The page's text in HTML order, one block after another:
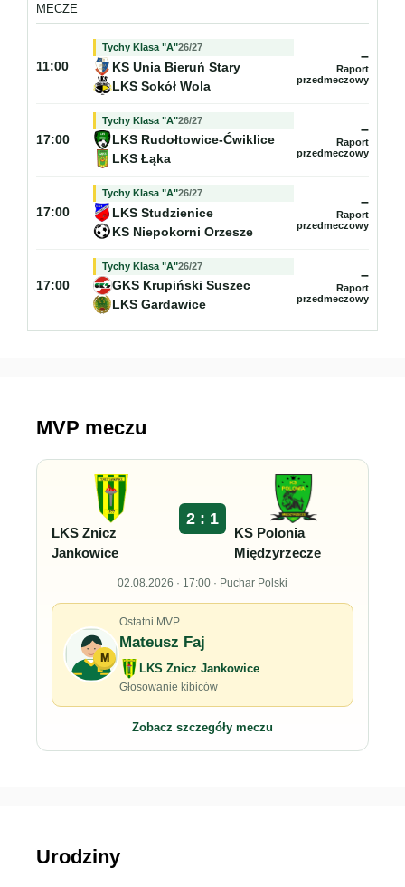
MECZE
11:00
Tychy Klasa "A"26/27
KS Unia Bieruń Stary
LKS Sokół Wola
–
Raport
przedmeczowy
17:00
Tychy Klasa "A"26/27
LKS Rudołtowice-Ćwiklice
LKS Łąka
–
Raport
przedmeczowy
17:00
Tychy Klasa "A"26/27
LKS Studzienice
KS Niepokorni Orzesze
–
Raport
przedmeczowy
17:00
Tychy Klasa "A"26/27
GKS Krupiński Suszec
LKS Gardawice
–
Raport
przedmeczowy
MVP meczu
LKS Znicz
Jankowice
2 : 1
KS Polonia
Międzyrzecze
02.08.2026 · 17:00 · Puchar Polski
M
Ostatni MVP
Mateusz Faj
LKS Znicz Jankowice
Głosowanie kibiców
Zobacz szczegóły meczu
Urodziny